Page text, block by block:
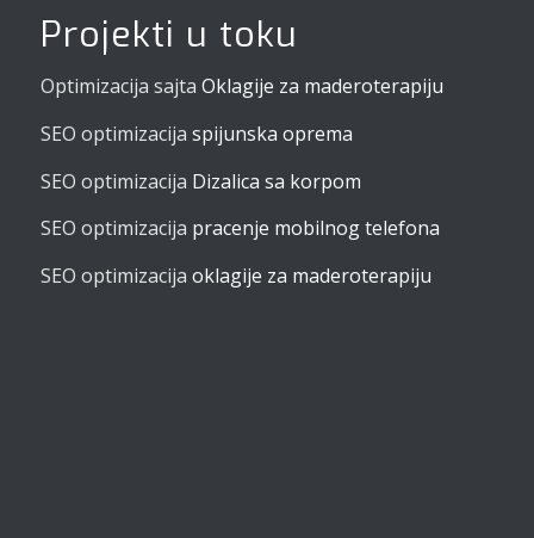
Projekti u toku
Optimizacija sajta Oklagije za maderoterapiju
SEO optimizacija spijunska oprema
SEO optimizacija Dizalica sa korpom
SEO optimizacija pracenje mobilnog telefona
SEO optimizacija oklagije za maderoterapiju